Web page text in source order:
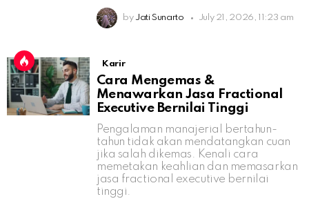
by Jati Sunarto July 21, 2026, 11:23 am
Karir
Cara Mengemas &
Menawarkan Jasa Fractional
Executive Bernilai Tinggi
Pengalaman manajerial bertahun-
tahun tidak akan mendatangkan cuan
jika salah dikemas. Kenali cara
memetakan keahlian dan memasarkan
jasa fractional executive bernilai
tinggi.